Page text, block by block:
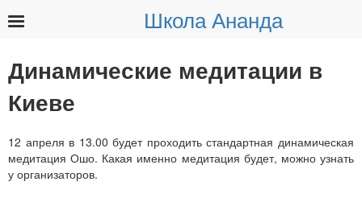
Школа Ананда
Динамические медитации в
Киеве
12 апреля в 13.00 будет проходить стандартная динамическая
медитация Ошо. Какая именно медитация будет, можно узнать
у организаторов.